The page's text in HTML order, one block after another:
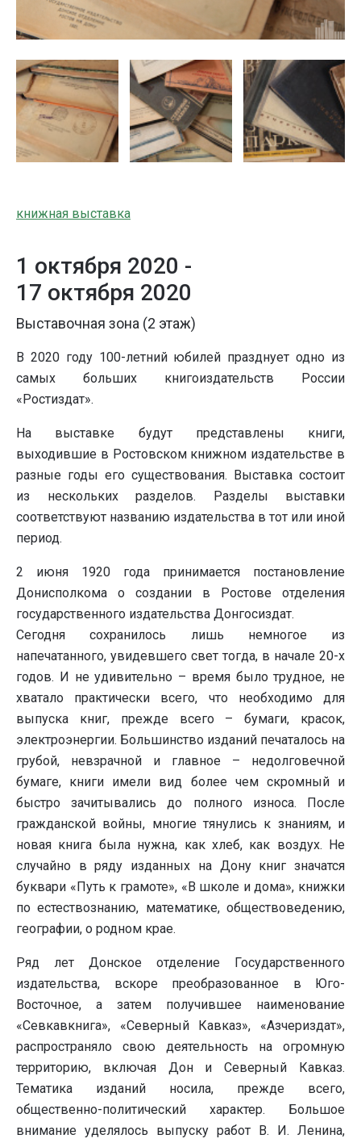
книжная выставка
1 октября 2020 -
17 октября 2020
Выставочная зона (2 этаж)
В 2020 году 100-летний юбилей празднует одно из
самых больших книгоиздательств России
«Ростиздат».
На выставке будут представлены книги,
выходившие в Ростовском книжном издательстве в
разные годы его существования. Выставка состоит
из нескольких разделов. Разделы выставки
соответствуют названию издательства в тот или иной
период.
2 июня 1920 года принимается постановление
Донисполкома о создании в Ростове отделения
государственного издательства Донгосиздат.
Сегодня сохранилось лишь немногое из
напечатанного, увидевшего свет тогда, в начале 20-х
годов. И не удивительно – время было трудное, не
хватало практически всего, что необходимо для
выпуска книг, прежде всего – бумаги, красок,
электроэнергии. Большинство изданий печаталось на
грубой, невзрачной и главное – недолговечной
бумаге, книги имели вид более чем скромный и
быстро зачитывались до полного износа. После
гражданской войны, многие тянулись к знаниям, и
новая книга была нужна, как хлеб, как воздух. Не
случайно в ряду изданных на Дону книг значатся
буквари «Путь к грамоте», «В школе и дома», книжки
по естествознанию, математике, обществоведению,
географии, о родном крае.
Ряд лет Донское отделение Государственного
издательства, вскоре преобразованное в Юго-
Восточное, а затем получившее наименование
«Севкавкнига», «Северный Кавказ», «Азчериздат»,
распространяло свою деятельность на огромную
территорию, включая Дон и Северный Кавказ.
Тематика изданий носила, прежде всего,
общественно-политический характер. Большое
внимание уделялось выпуску работ В. И. Ленина,